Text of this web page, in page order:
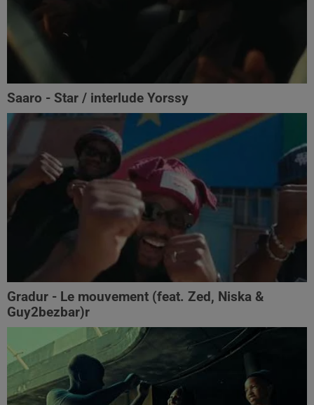
Saaro - Star / interlude Yorssy
Gradur - Le mouvement (feat. Zed, Niska &
Guy2bezbar)r